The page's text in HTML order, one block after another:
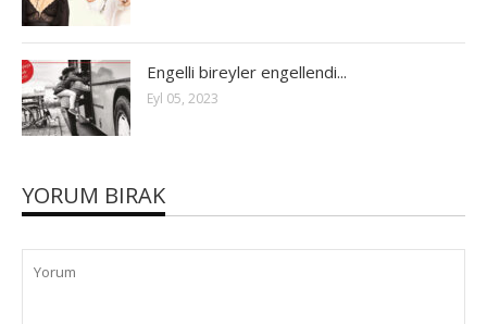
Engelli bireyler engellendi...
Eyl 05, 2023
YORUM BIRAK